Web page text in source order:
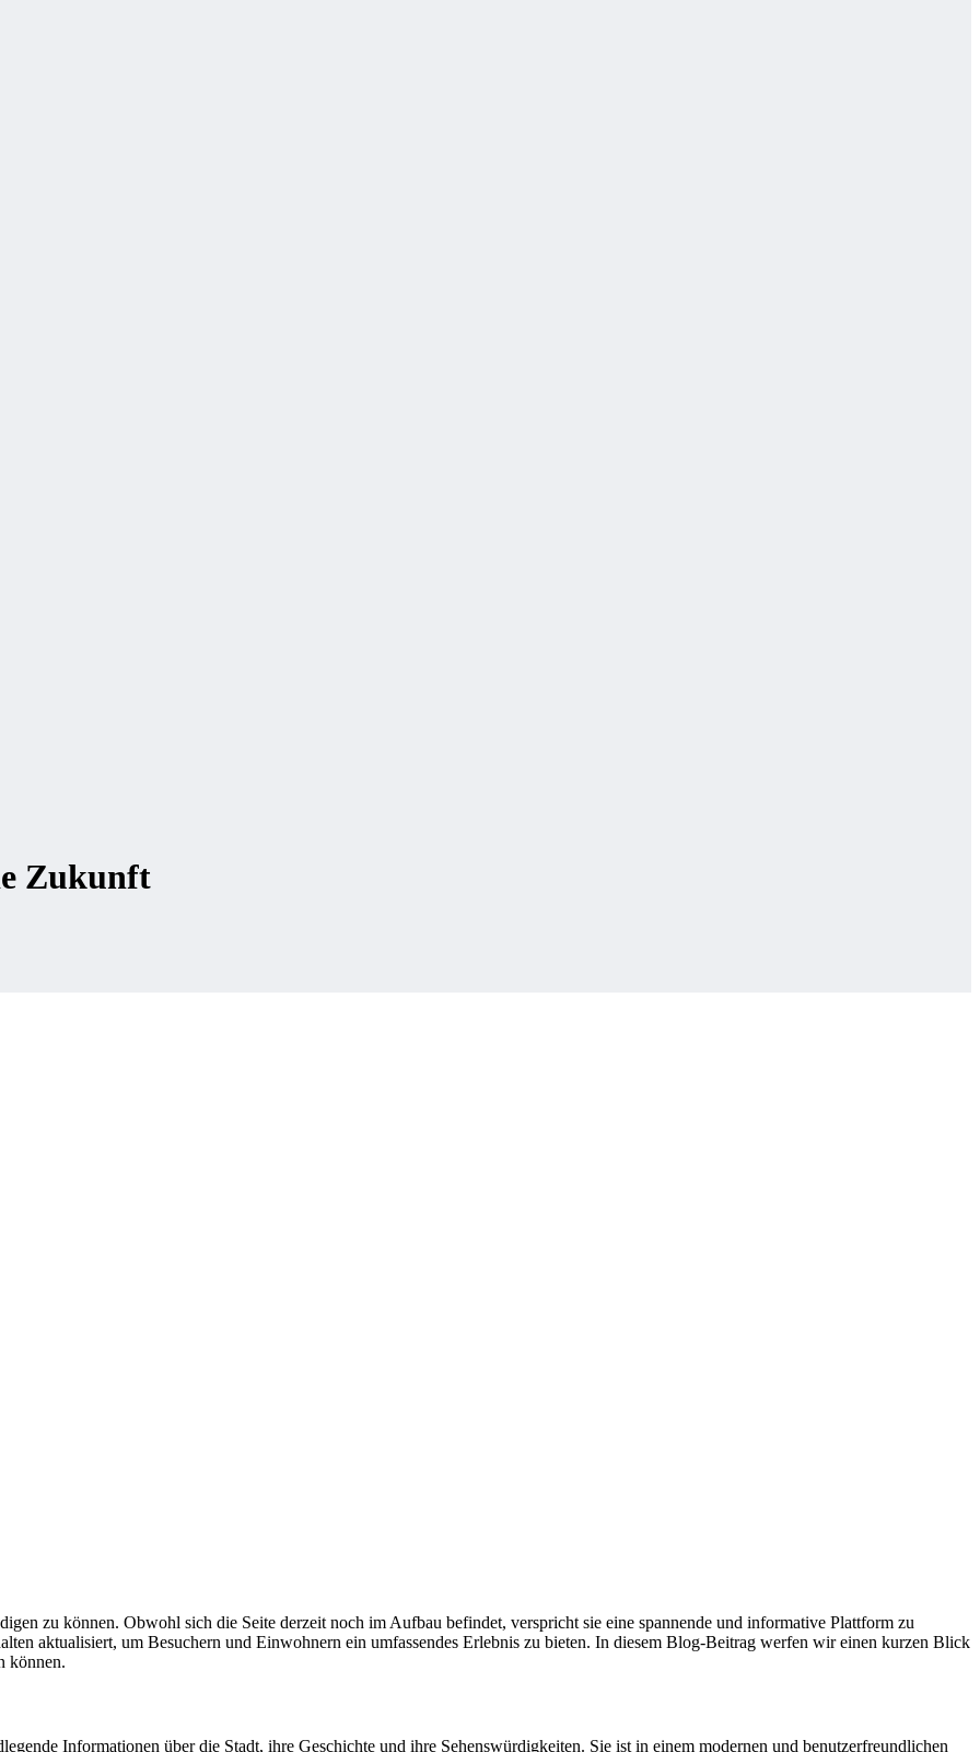
Zukunft
zu können. Obwohl sich die Seite derzeit noch im Aufbau befindet, verspricht sie eine spannende und informative Plattform zu
aktualisiert, um Besuchern und Einwohnern ein umfassendes Erlebnis zu bieten. In diesem Blog-Beitrag werfen wir einen kurzen Blick
können.
Informationen über die Stadt, ihre Geschichte und ihre Sehenswürdigkeiten. Sie ist in einem modernen und benutzerfreundlichen